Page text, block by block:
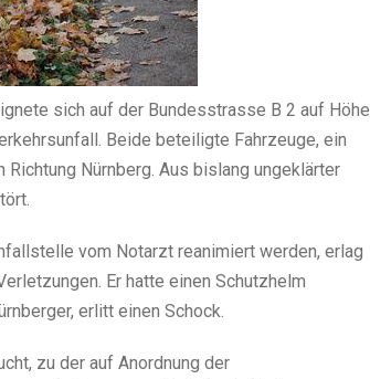
sich auf der Bundesstrasse B 2 auf Höhe
Beide beteiligte Fahrzeuge, ein
Richtung Nürnberg. Aus bislang ungeklärter
vom Notarzt reanimiert werden, erlag
Er hatte einen Schutzhelm
erlitt einen Schock.
zu der auf Anordnung der